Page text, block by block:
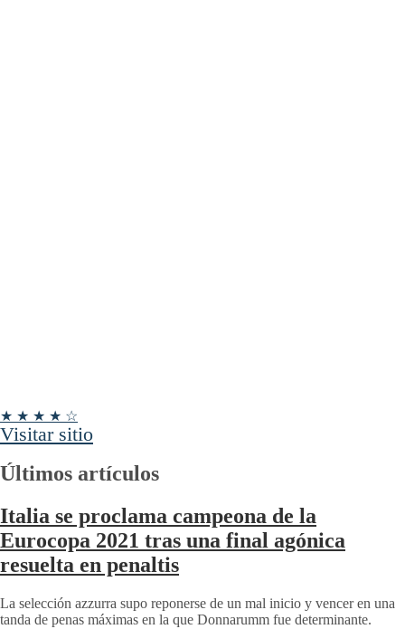
★ ★ ★ ★ ☆
Visitar sitio
Últimos artículos
Italia se proclama campeona de la
Eurocopa 2021 tras una final agónica
resuelta en penaltis
La selección azzurra supo reponerse de un mal inicio y vencer en una
tanda de penas máximas en la que Donnarumm fue determinante.